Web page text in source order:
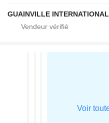
GUAINVILLE INTERNATIONAL